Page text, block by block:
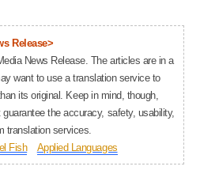
Release>
News Release. The articles are in a
want to use a translation service to
its original. Keep in mind, though,
the accuracy, safety, usability,
translation services.
Fish Applied Languages